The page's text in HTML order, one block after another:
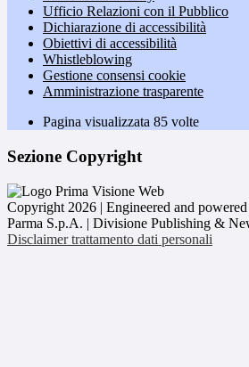
Ufficio Relazioni con il Pubblico
Dichiarazione di accessibilità
Obiettivi di accessibilità
Whistleblowing
Gestione consensi cookie
Amministrazione trasparente
Pagina visualizzata 85 volte
Sezione Copyright
Copyright 2026 | Engineered and
Parma S.p.A. | Divisione Publishing &
Disclaimer trattamento dati personali